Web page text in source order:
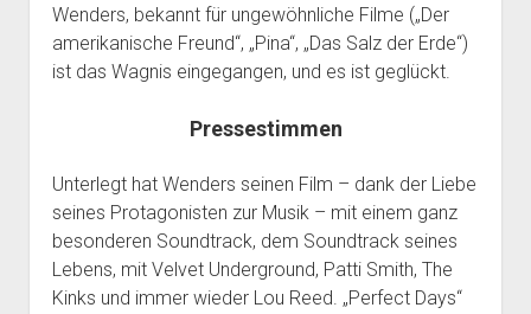
Wenders, bekannt für ungewöhnliche Filme („Der
amerikanische Freund“, „Pina“, „Das Salz der Erde“)
ist das Wagnis eingegangen, und es ist geglückt.
Pressestimmen
Unterlegt hat Wenders seinen Film – dank der Liebe
seines Protagonisten zur Musik – mit einem ganz
besonderen Soundtrack, dem Soundtrack seines
Lebens, mit Velvet Underground, Patti Smith, The
Kinks und immer wieder Lou Reed. „Perfect Days“